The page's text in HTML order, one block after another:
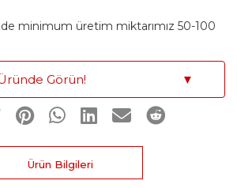
minimum üretim miktarımız 50-100
Görün! ▼
Ürün Bilgileri